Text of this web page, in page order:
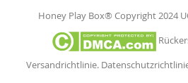
Honey Play Box® Copyright 2024
Versandrichtlinie.